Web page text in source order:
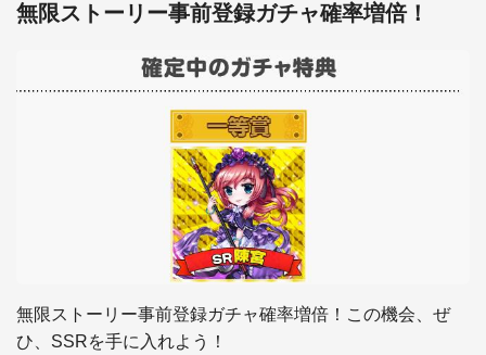
無限ストーリー事前登録ガチャ確率増倍！
無限ストーリー事前登録ガチャ確率増倍！この機会、ぜ
ひ、SSRを手に入れよう！